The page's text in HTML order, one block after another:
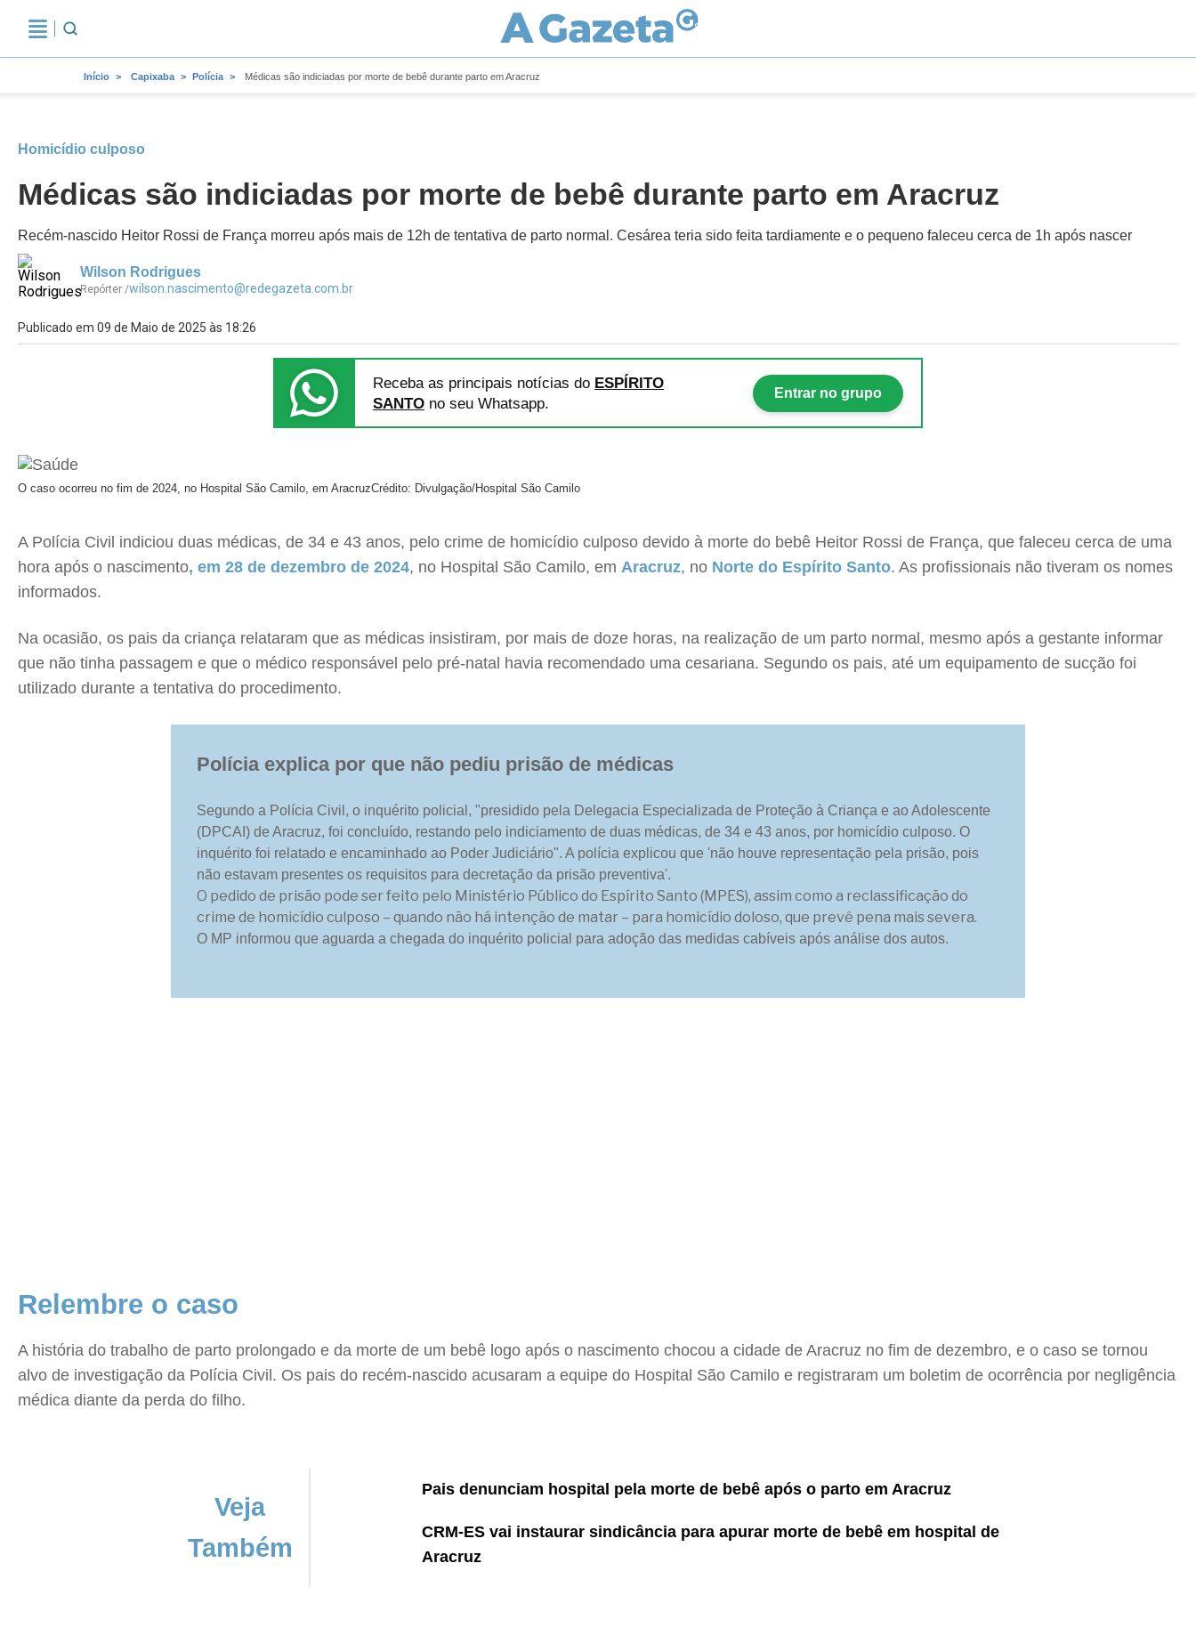
Início Capixaba Polícia Médicas são indiciadas por morte de bebê durante parto em Aracruz
Homicídio culposo
Médicas são indiciadas por morte de bebê durante parto em Aracruz
Recém-nascido Heitor Rossi de França morreu após mais de 12h de tentativa de parto normal. Cesárea teria sido feita tardiamente e o pequeno faleceu cerca de 1h após nascer
Wilson Rodrigues
Repórter /wilson.nascimento@redegazeta.com.br
Publicado em 09 de Maio de 2025 às 18:26
Receba as principais notícias do ESPÍRITO
SANTO no seu Whatsapp.
Entrar no grupo
O caso ocorreu no fim de 2024, no Hospital São Camilo, em AracruzCrédito: Divulgação/Hospital São Camilo
A Polícia Civil indiciou duas médicas, de 34 e 43 anos, pelo crime de homicídio culposo devido à morte do bebê Heitor Rossi de França, que faleceu cerca de uma
hora após o nascimento, em 28 de dezembro de 2024, no Hospital São Camilo, em Aracruz, no Norte do Espírito Santo. As profissionais não tiveram os nomes
informados.
Na ocasião, os pais da criança relataram que as médicas insistiram, por mais de doze horas, na realização de um parto normal, mesmo após a gestante informar
que não tinha passagem e que o médico responsável pelo pré-natal havia recomendado uma cesariana. Segundo os pais, até um equipamento de sucção foi
utilizado durante a tentativa do procedimento.
Polícia explica por que não pediu prisão de médicas
Segundo a Polícia Civil, o inquérito policial, "presidido pela Delegacia Especializada de Proteção à Criança e ao Adolescente
(DPCAI) de Aracruz, foi concluído, restando pelo indiciamento de duas médicas, de 34 e 43 anos, por homicídio culposo. O
inquérito foi relatado e encaminhado ao Poder Judiciário". A polícia explicou que 'não houve representação pela prisão, pois
não estavam presentes os requisitos para decretação da prisão preventiva'.
O pedido de prisão pode ser feito pelo Ministério Público do Espírito Santo (MPES), assim como a reclassificação do
crime de homicídio culposo – quando não há intenção de matar – para homicídio doloso, que prevê pena mais severa.
O MP informou que aguarda a chegada do inquérito policial para adoção das medidas cabíveis após análise dos autos.
Relembre o caso
A história do trabalho de parto prolongado e da morte de um bebê logo após o nascimento chocou a cidade de Aracruz no fim de dezembro, e o caso se tornou
alvo de investigação da Polícia Civil. Os pais do recém-nascido acusaram a equipe do Hospital São Camilo e registraram um boletim de ocorrência por negligência
médica diante da perda do filho.
Veja
Também
Pais denunciam hospital pela morte de bebê após o parto em Aracruz
CRM-ES vai instaurar sindicância para apurar morte de bebê em hospital de
Aracruz